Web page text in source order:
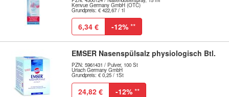
Kenvue Germany GmbH (OTC)
Grundpreis: € 422,67 / 1l
6,34 € -12% **
EMSER Nasenspülsalz physiologisch Btl.
PZN: 5961431 / Pulver, 100 St
Uriach Germany GmbH
Grundpreis: € 0,25 / 1St
24,82 € -12% **